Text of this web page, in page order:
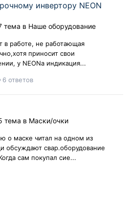
инвертору NEON
тема в Наше оборудование
в работе, не работающая
приносит свои
у NEONа индикация...
6 ответов
тема в Маски/очки
о маске читал на одном из
обсуждают свар.оборудование
сам покупал сие...